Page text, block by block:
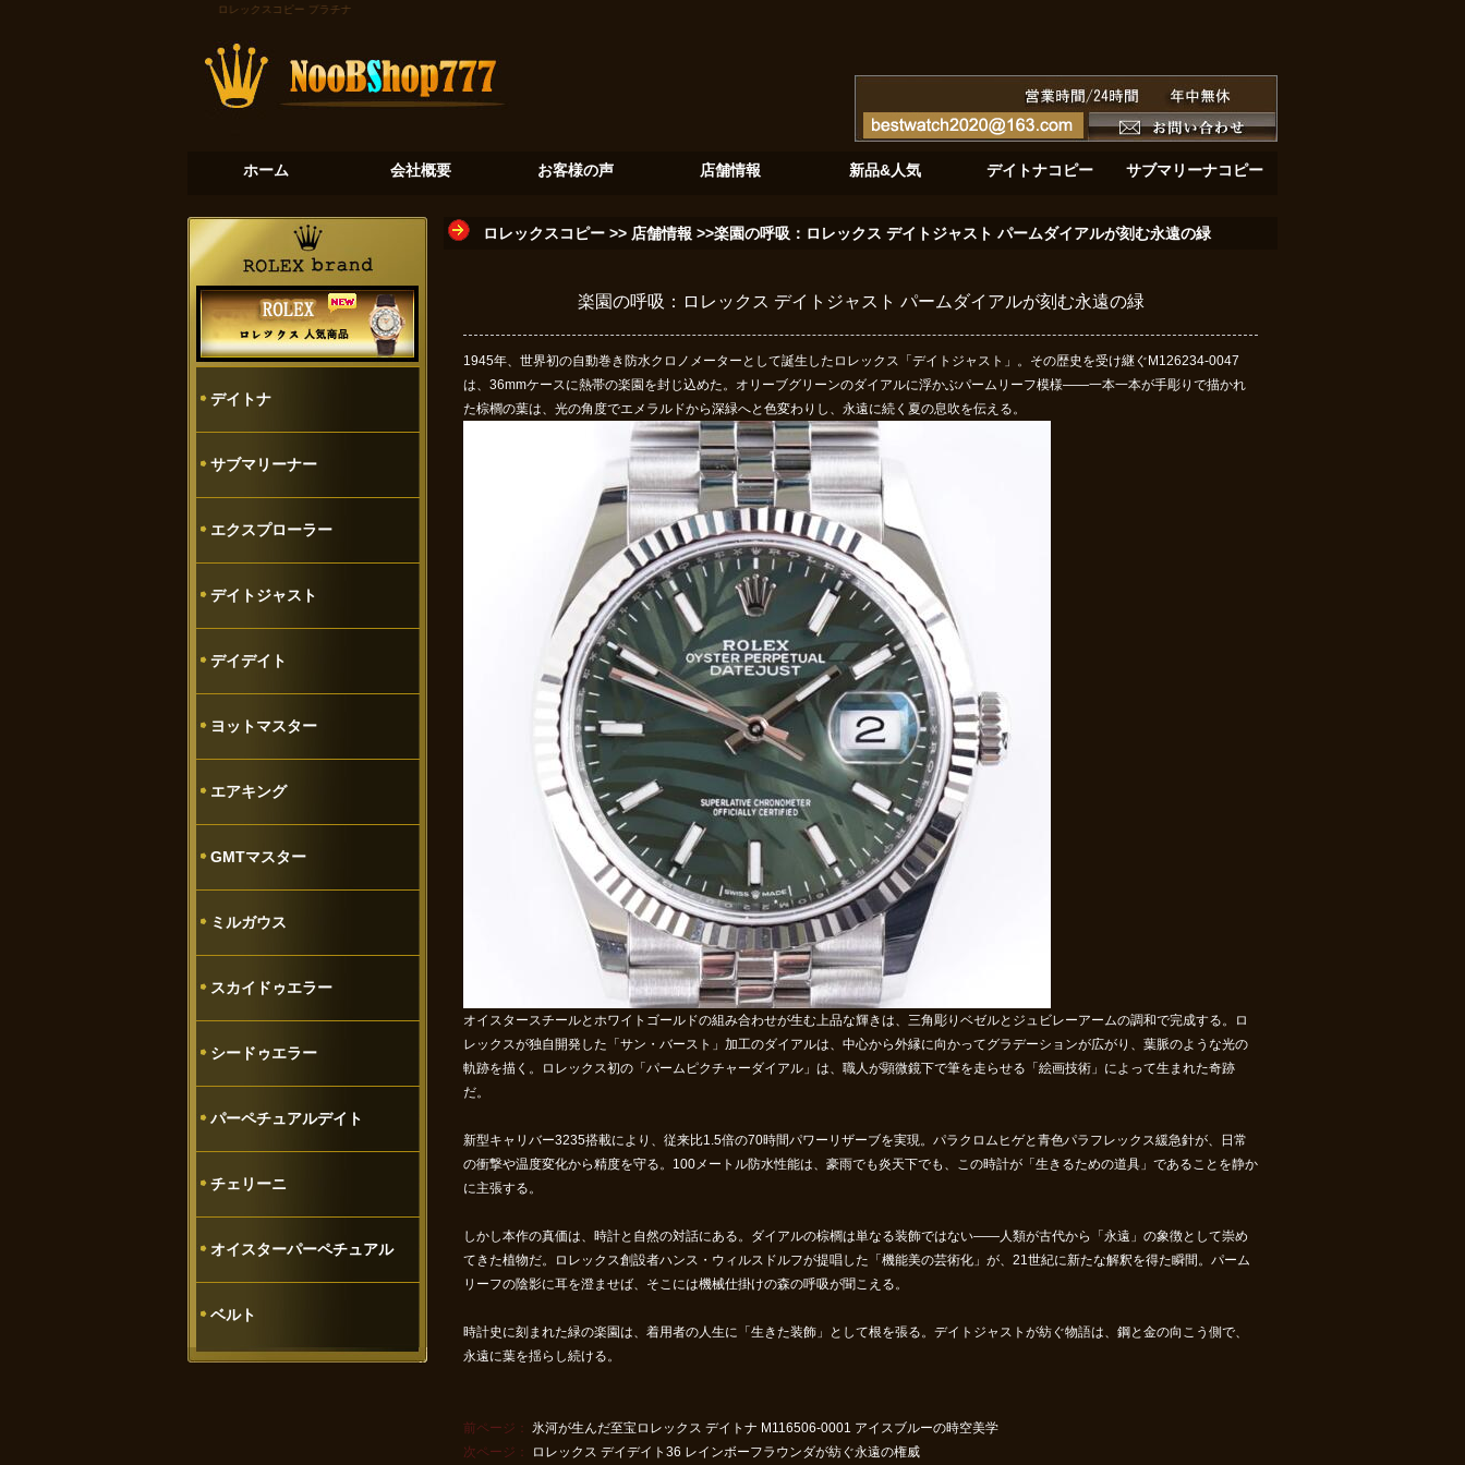
ロレックスコピー プラチナの氷河：デイトナ116506が奏でる至高のクロノグラフ
ホーム 会社概要 お客様の声 店舗情報 新品&人気 デイトナコピー サブマリーナコピー
デイトナ
サブマリーナー
エクスプローラー
デイトジャスト
デイデイト
ヨットマスター
エアキング
GMTマスター
ミルガウス
スカイドゥエラー
シードゥエラー
パーペチュアルデイト
チェリーニ
オイスターパーペチュアル
ベルト
ロレックスコピー >> 店舗情報 >>楽園の呼吸：ロレックス デイトジャスト パームダイアルが刻む永遠の緑
楽園の呼吸：ロレックス デイトジャスト パームダイアルが刻む永遠の緑
1945年、世界初の自動巻き防水クロノメーターとして誕生したロレックス「デイトジャスト」。その歴史を受け継ぐM126234-0047
は、36mmケースに熱帯の楽園を封じ込めた。オリーブグリーンのダイアルに浮かぶパームリーフ模様——一本一本が手彫りで描かれ
た棕櫚の葉は、光の角度でエメラルドから深緑へと色変わりし、永遠に続く夏の息吹を伝える。
オイスタースチールとホワイトゴールドの組み合わせが生む上品な輝きは、三角彫りベゼルとジュビレーアームの調和で完成する。ロ
レックスが独自開発した「サン・バースト」加工のダイアルは、中心から外縁に向かってグラデーションが広がり、葉脈のような光の
軌跡を描く。ロレックス初の「パームピクチャーダイアル」は、職人が顕微鏡下で筆を走らせる「絵画技術」によって生まれた奇跡
だ。
新型キャリバー3235搭載により、従来比1.5倍の70時間パワーリザーブを実現。パラクロムヒゲと青色パラフレックス緩急針が、日常
の衝撃や温度変化から精度を守る。100メートル防水性能は、豪雨でも炎天下でも、この時計が「生きるための道具」であることを静か
に主張する。
しかし本作の真価は、時計と自然の対話にある。ダイアルの棕櫚は単なる装飾ではない——人類が古代から「永遠」の象徴として崇め
てきた植物だ。ロレックス創設者ハンス・ウィルスドルフが提唱した「機能美の芸術化」が、21世紀に新たな解釈を得た瞬間。パーム
リーフの陰影に耳を澄ませば、そこには機械仕掛けの森の呼吸が聞こえる。
時計史に刻まれた緑の楽園は、着用者の人生に「生きた装飾」として根を張る。デイトジャストが紡ぐ物語は、鋼と金の向こう側で、
永遠に葉を揺らし続ける。
前ページ： 氷河が生んだ至宝ロレックス デイトナ M116506-0001 アイスブルーの時空美学
次ページ：
ロレックス デイデイト36 レインボーフラウンダが紡ぐ永遠の権威